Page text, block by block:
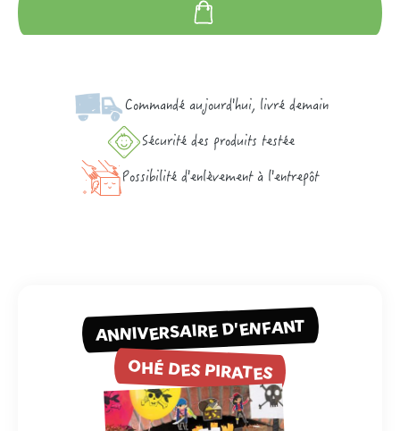
Commandé aujourd'hui, livré demain
Sécurité des produits testée
Possibilité d'enlèvement à l'entrepôt
ANNIVERSAIRE D'ENFANT
OHÉ DES PIRATES